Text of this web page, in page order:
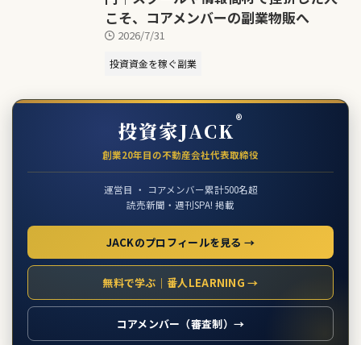
こそ、コアメンバーの副業物販へ
2026/7/31
投資資金を稼ぐ副業
投資家JACK®
創業20年目の不動産会社代表取締役
運営目 ・ コアメンバー累計500名超
読売新聞・週刊SPA! 掲載
JACKのプロフィールを見る →
無料で学ぶ｜番人LEARNING →
コアメンバー（審査制）→